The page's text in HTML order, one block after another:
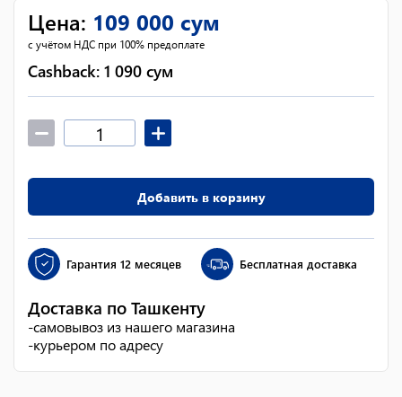
Цена: 109 000 сум
с учётом НДС при 100% предоплате
Cashback: 1 090 сум
Добавить в корзину
Гарантия 12 месяцев Бесплатная доставка
Доставка по Ташкенту
-самовывоз из нашего магазина
-курьером по адресу